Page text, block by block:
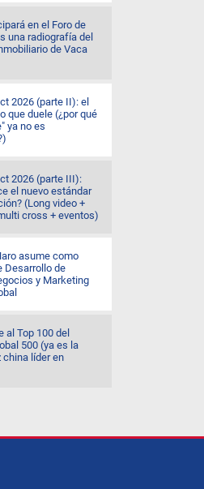
en el Foro de
una radiografía del
de Vaca
2026 (parte II): el
que duele (¿por qué
ya no es
2026 (parte III):
el nuevo estándar
(Long video +
cross + eventos)
asume como
Desarrollo de
y Marketing
al Top 100 del
500 (ya es la
china líder en